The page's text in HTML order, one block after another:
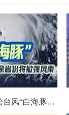
台风数字画像：马拉松台风“白海豚”将影响十余省份